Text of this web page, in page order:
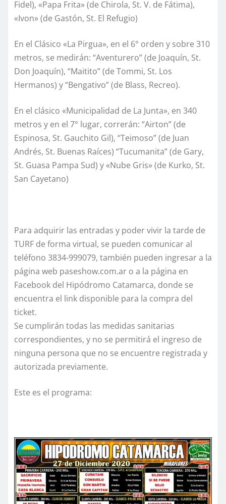
Fidel), «Papa Frita» (de Chirola, St. V. de Fátima),
«Ivon» (de Gastón, St. El Refugio)
En el Clásico «La Pirgua», en el 6° orden y sobre 310
metros, se medirán: “Aventurero” (de Joaquín, St.
Don Joaquín), “Maitito” (de Tommi, St. Los
Hermanos) y “Bengativo” (de Blass, Recreo).
En el clásico «Municipalidad de La Junta», en 340
metros y en el 7° lugar, correrán: “Airton” (de
Espinosa, St. Gauchito Gil), “Teimoso” (de Juan
Andrés, St. Buenas Raíces) “Tucumanita” (de Gary,
St. Guasa Pampa Sud) y «Nube Gris» (de Kurko, St.
San Cayetano)
Para adquirir las entradas y poder vivir la tarde de
TURF de forma virtual, se pueden comunicar al
teléfono 3834-999079, también pueden ingresar a la
página web paseshow.com.ar o a la página en
Facebook del Hipódromo Catamarca, donde se
encuentra el link disponible para la compra del
ticket.
Se cumplirán todas las medidas sanitarias
correspondientes, y no se permitirá el ingreso de
ninguna persona que no se encuentre registrada y
autorizada previamente.
Este es el programa: